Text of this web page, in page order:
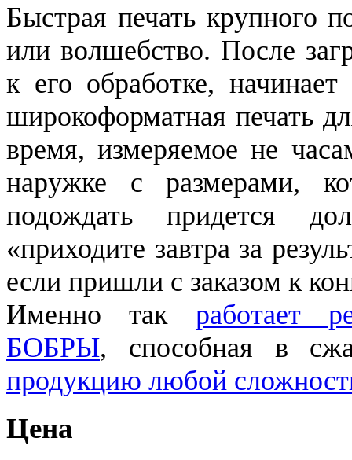
Быстрая печать крупного
или волшебство. После
к его обработке,
широкоформатная печать
время, измеряемое не
наружке с размерами,
подождать придется
«приходите завтра за
если пришли с заказом к
Именно так работает
БОБРЫ, способная в
продукцию любой
Цена